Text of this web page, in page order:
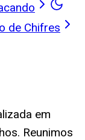
de Chifres
em
Reunimos